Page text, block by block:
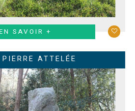
SAVOIR +
ATTELÉE